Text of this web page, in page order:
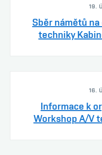
19.
Sběr námětů
techniky
16.
Informace k
Workshop A/V